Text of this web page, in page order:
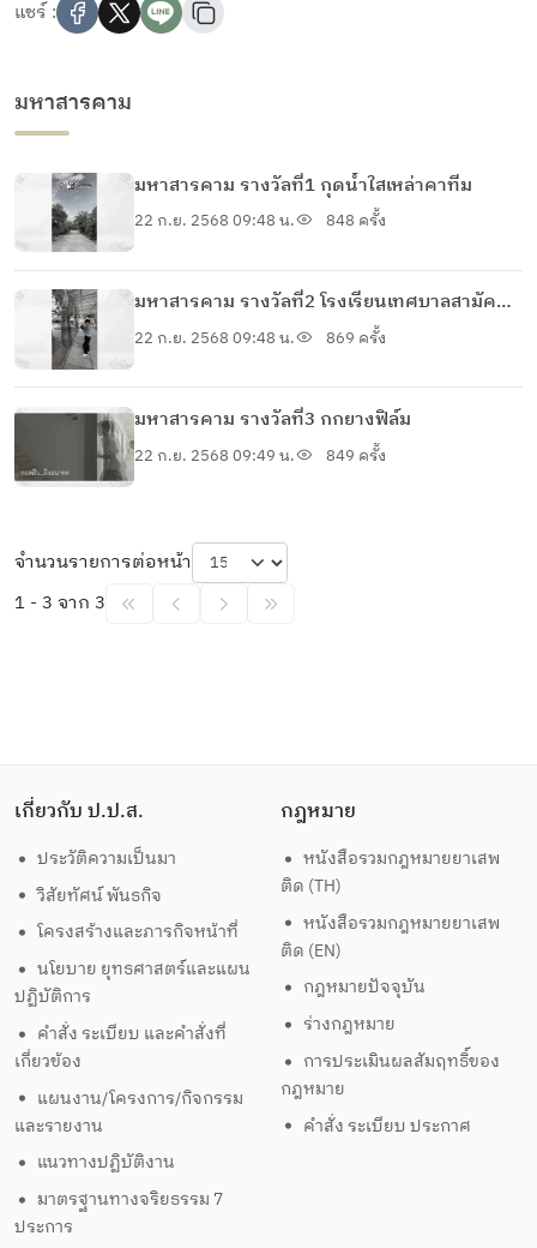
แชร์ :
มหาสารคาม
มหาสารคาม รางวัลที่1 กุดน้ำใสเหล่าคาทีม
22 ก.ย. 2568 09:48 น. 848 ครั้ง
มหาสารคาม รางวัลที่2 โรงเรียนเทศบาลสามัคคี
วิทยา
22 ก.ย. 2568 09:48 น. 869 ครั้ง
มหาสารคาม รางวัลที่3 กกยางฟิล์ม
22 ก.ย. 2568 09:49 น. 849 ครั้ง
จำนวนรายการต่อหน้า
1 - 3 จาก 3
เกี่ยวกับ ป.ป.ส.
ประวัติความเป็นมา
วิสัยทัศน์ พันธกิจ
โครงสร้างและภารกิจหน้าที่
นโยบาย ยุทธศาสตร์และแผน
ปฏิบัติการ
คำสั่ง ระเบียบ และคำสั่งที่
เกี่ยวข้อง
แผนงาน/โครงการ/กิจกรรม
และรายงาน
แนวทางปฏิบัติงาน
มาตรฐานทางจริยธรรม 7
ประการ
กฎหมาย
หนังสือรวมกฎหมายยาเสพ
ติด (TH)
หนังสือรวมกฎหมายยาเสพ
ติด (EN)
กฎหมายปัจจุบัน
ร่างกฎหมาย
การประเมินผลสัมฤทธิ์ของ
กฎหมาย
คำสั่ง ระเบียบ ประกาศ